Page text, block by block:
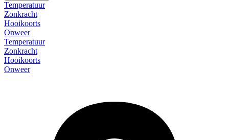
Temperatuur
Zonkracht
Hooikoorts
Onweer
Temperatuur
Zonkracht
Hooikoorts
Onweer